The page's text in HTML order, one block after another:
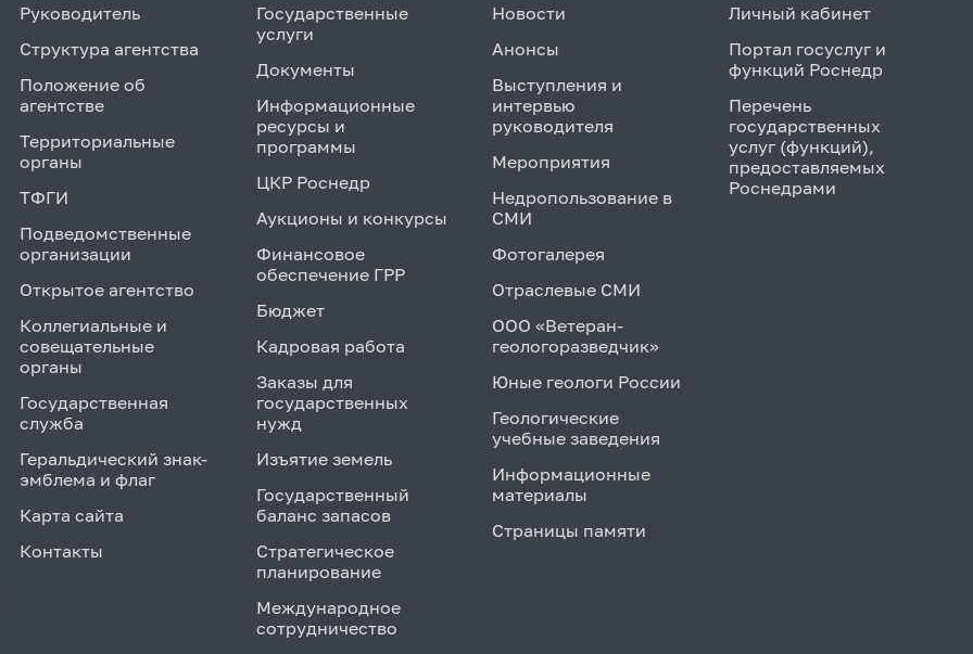
Руководитель
Структура агентства
Положение об
агентстве
Территориальные
органы
ТФГИ
Подведомственные
организации
Открытое агентство
Коллегиальные и
совещательные
органы
Государственная
служба
Геральдический знак-
эмблема и флаг
Карта сайта
Контакты
Государственные
услуги
Документы
Информационные
ресурсы и
программы
ЦКР Роснедр
Аукционы и конкурсы
Финансовое
обеспечение ГРР
Бюджет
Кадровая работа
Заказы для
государственных
нужд
Изъятие земель
Государственный
баланс запасов
Стратегическое
планирование
Международное
сотрудничество
Новости
Анонсы
Выступления и
интервью
руководителя
Мероприятия
Недропользование в
СМИ
Фотогалерея
Отраслевые СМИ
ООО «Ветеран-
геологоразведчик»
Юные геологи России
Геологические
учебные заведения
Информационные
материалы
Страницы памяти
Личный кабинет
Портал госуслуг и
функций Роснедр
Перечень
государственных
услуг (функций),
предоставляемых
Роснедрами